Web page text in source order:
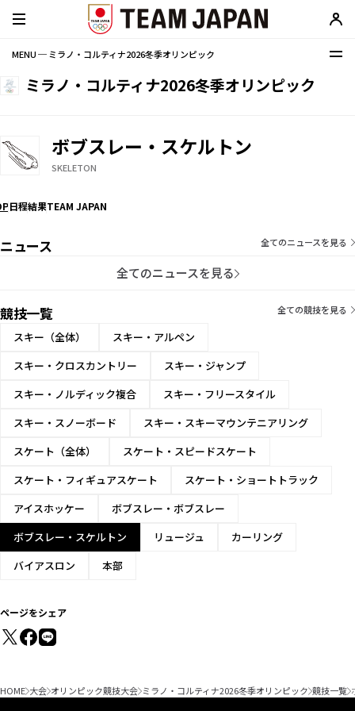
MENU ─ ミラノ・コルティナ2026冬季オリンピック
ミラノ・コルティナ2026冬季オリンピック
ボブスレー・スケルトン
SKELETON
日程結果TEAM JAPAN
ニュース 全てのニュースを見る
全てのニュースを見る
競技一覧 全ての競技を見る
スキー（全体）
スキー・アルペン
スキー・クロスカントリー
スキー・ジャンプ
スキー・ノルディック複合
スキー・フリースタイル
スキー・スノーボード
スキー・スキーマウンテニアリング
スケート（全体）
スケート・スピードスケート
スケート・フィギュアスケート
スケート・ショートトラック
アイスホッケー
ボブスレー・ボブスレー
ボブスレー・スケルトン
リュージュ
カーリング
バイアスロン
本部
ページをシェア
HOME 大会 オリンピック競技大会 ミラノ・コルティナ2026冬季オリンピック 競技一覧